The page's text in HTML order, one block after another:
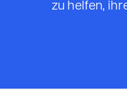
zu helfen,